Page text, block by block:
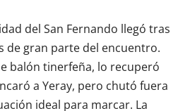
del San Fernando llegó tras
de gran parte del encuentro.
balón tinerfeña, lo recuperó
a Yeray, pero chutó fuera
ideal para marcar. La